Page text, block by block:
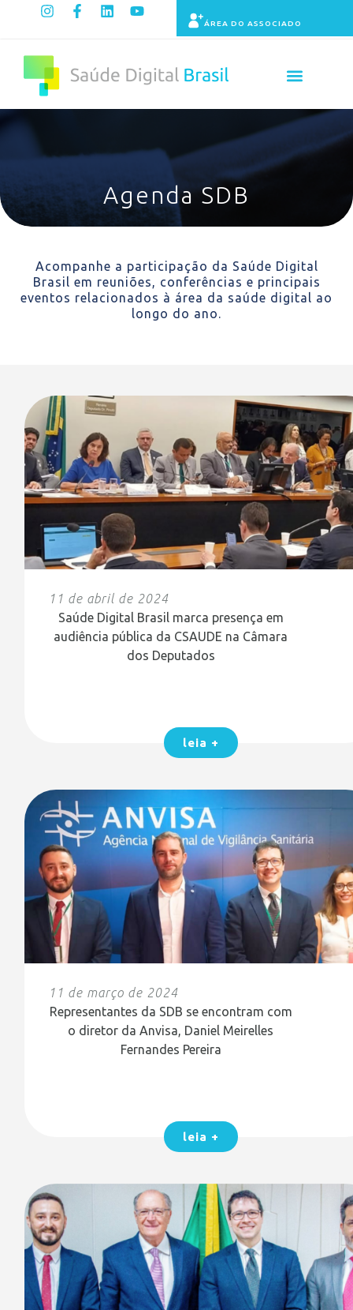
ÁREA DO ASSOCIADO
Agenda SDB
Acompanhe a participação da Saúde Digital
Brasil em reuniões, conferências e principais
eventos relacionados à área da saúde digital ao
longo do ano.
11 de abril de 2024
Saúde Digital Brasil marca presença em
audiência pública da CSAUDE na Câmara
dos Deputados
leia +
11 de março de 2024
Representantes da SDB se encontram com
o diretor da Anvisa, Daniel Meirelles
Fernandes Pereira
leia +